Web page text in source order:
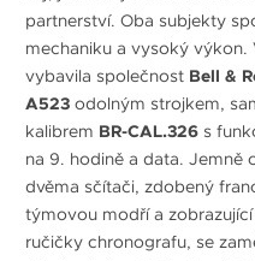
partnerství. Oba subjekty
mechaniku a vysoký
vybavila společnost Bell &
A523 odolným strojkem,
kalibrem BR-CAL.326 s
na 9. hodině a data. Jemně
dvěma sčítači, zdobený
týmovou modří a
ručičky chronografu, se